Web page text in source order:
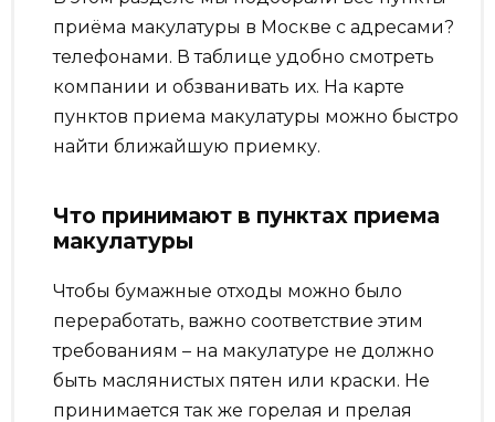
приёма макулатуры в Москве с адресами?
телефонами. В таблице удобно смотреть
компании и обзванивать их. На карте
пунктов приема макулатуры можно быстро
найти ближайшую приемку.
Что принимают в пунктах приема
макулатуры
Чтобы бумажные отходы можно было
переработать, важно соответствие этим
требованиям – на макулатуре не должно
быть маслянистых пятен или краски. Не
принимается так же горелая и прелая